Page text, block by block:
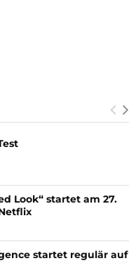
Look“ startet am 27.
startet regulär auf